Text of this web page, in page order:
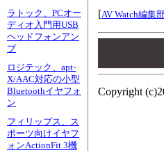
ラトック、PCオー
ディオ入門用USB
ヘッドフォンアン
プ
ロジテック、apt-
X/AAC対応の小型
Bluetoothイヤフォ
ン
フィリップス、ス
ポーツ向けイヤフ
ォンActionFit 3機
[AV Watch編集
Copyright